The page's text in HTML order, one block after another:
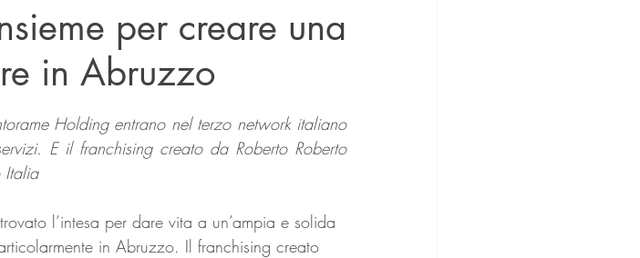
per creare una
in Abruzzo
Holding entrano nel terzo network italiano
E il franchising creato da Roberto Roberto
Italia
in Abruzzo. Il franchising creato